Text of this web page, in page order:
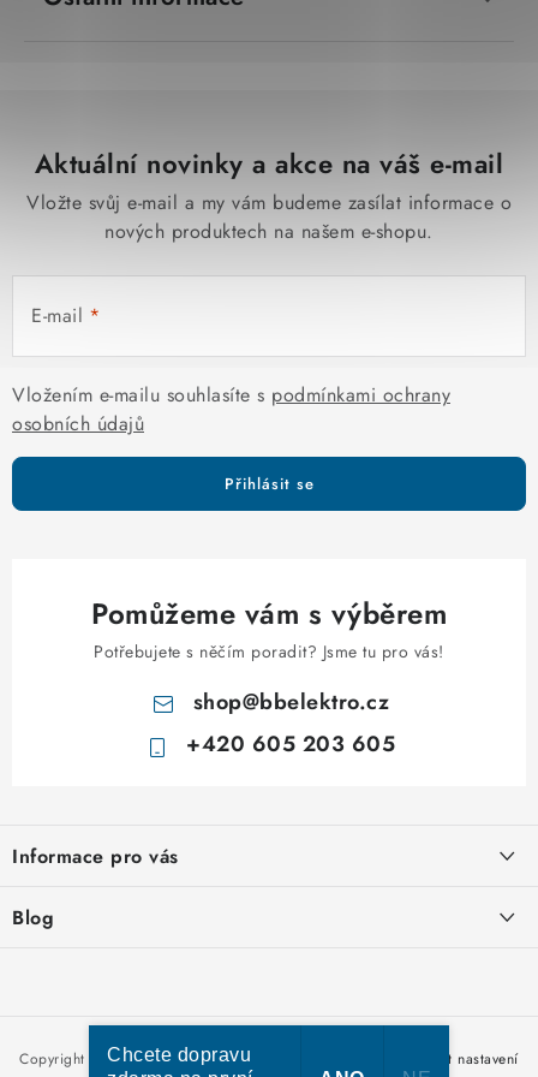
Aktuální novinky a akce na váš e-mail
Vložte svůj e-mail a my vám budeme zasílat informace o
nových produktech na našem e-shopu.
E-mail
Vložením e-mailu souhlasíte s podmínkami ochrany
osobních údajů
Přihlásit se
Pomůžeme vám s výběrem
Potřebujete s něčím poradit? Jsme tu pro vás!
shop@bbelektro.cz
+420 605 203 605
p
a
Informace pro vás
Blog
Nakupujte u nás hned a zaplaťte později – nově přijímáme Skip
Pay
Copyright 2026bbelektro.cz. Všechna práva vyhrazena.
Upravit nastavení
Chcete dopravu